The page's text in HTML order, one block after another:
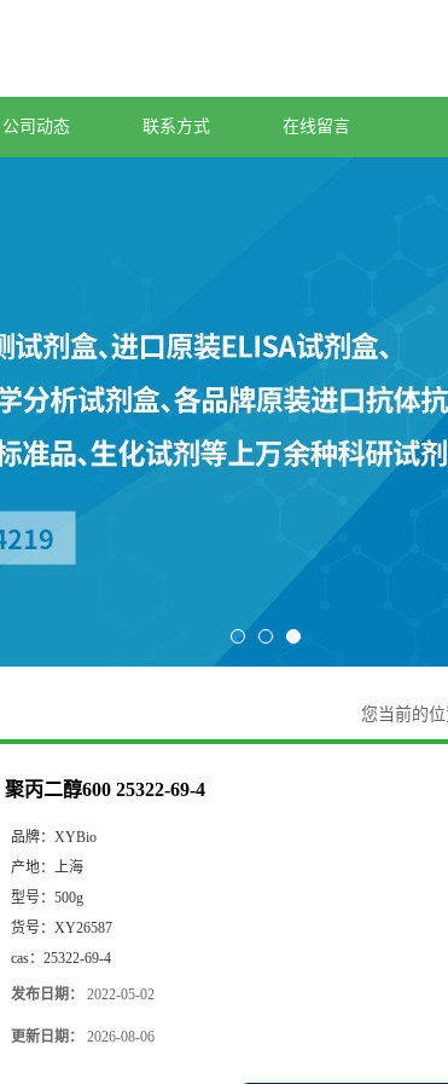
公司动态 联系方式 在线留言
您当前的位
聚丙二醇600 25322-69-4
品牌： XYBio
产地： 上海
型号： 500g
货号： XY26587
cas： 25322-69-4
发布日期： 2022-05-02
更新日期： 2026-08-06